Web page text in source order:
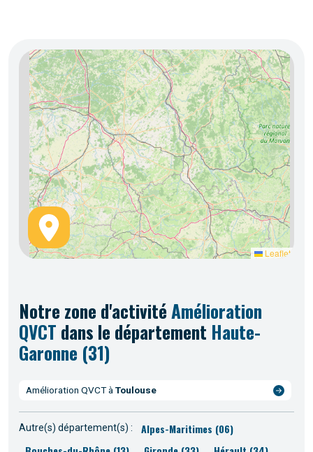
Leaflet
Notre zone d'activitéAmélioration
QVCT dans le département Haute-
Garonne (31)
Amélioration QVCT àToulouse
Autre(s) département(s) :
Alpes-Maritimes (06)